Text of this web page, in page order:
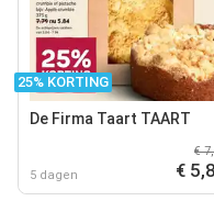
25% KORTING
De Firma Taart TAART
5 dagen
€
€